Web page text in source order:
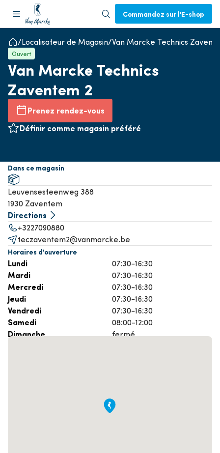
Commandez sur l'E-shop
Localisateur de Magasin Van Marcke Technics
Ouvert
Van Marcke Technics
Zaventem 2
Prenez rendez-vous
Définir comme magasin préféré
Dans ce magasin
Leuvensesteenweg 388
1930 Zaventem
Directions
+3227090880
teczaventem2@vanmarcke.be
Horaires d'ouverture
Lundi 07:30-16:30
Mardi 07:30-16:30
Mercredi 07:30-16:30
Jeudi 07:30-16:30
Vendredi 07:30-16:30
Samedi 08:00-12:00
Dimanche fermé